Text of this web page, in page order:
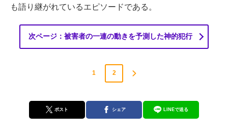
も語り継がれているエピソードである。
次ページ：被害者の一連の動きを予測した神的犯行
1 2
ポスト シェア LINEで送る